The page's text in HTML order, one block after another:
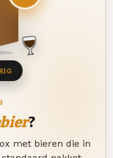
?
met bieren die in